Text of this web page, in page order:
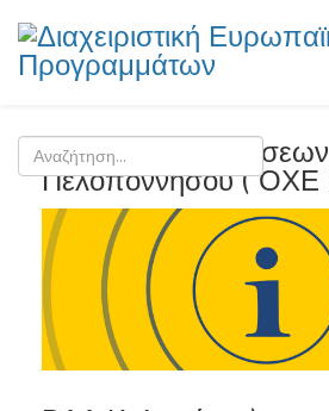
Παρουσίαση
Πελοποννήσου (